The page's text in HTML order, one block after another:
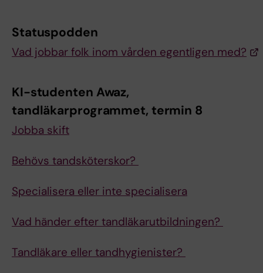
Statuspodden
Vad jobbar folk inom vården egentligen med?
KI-studenten Awaz,
tandläkarprogrammet, termin 8
Jobba skift
Behövs tandsköterskor?
Specialisera eller inte specialisera
Vad händer efter tandläkarutbildningen?
Tandläkare eller tandhygienister?